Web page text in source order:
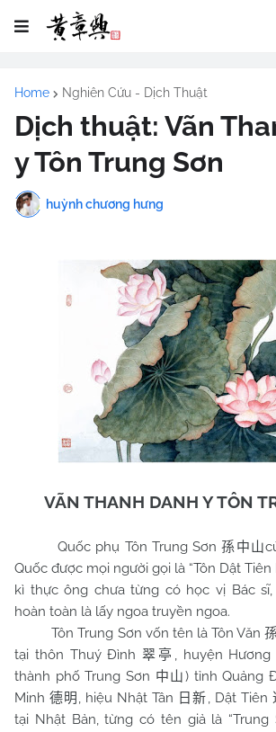
Home Nghiên Cứu - Dịch Thuật
Dịch thuật: Vãn
y Tôn Trung Sơn
huỳnh chương hưng
VÃN THANH DANH Y TÔN
Quốc phụ Tôn Trung Sơn孫中山
Quốc được mọi người gọi là “Tôn Dật Tiên
kì thực ông chưa từng có học vị Bác
hoàn toàn là lấy ngoa truyền ngoa.
Tôn Trung Sơn vốn tên là Tôn Văn
tại thôn Thuý Đình翠亭 , huyện Hương
thành phố Trung Sơn 中山) tỉnh Quảng
Minh德明 , hiệu Nhật Tân 日新, Dật Tiên
tại Nhật Bản, từng có tên giả là “Trung